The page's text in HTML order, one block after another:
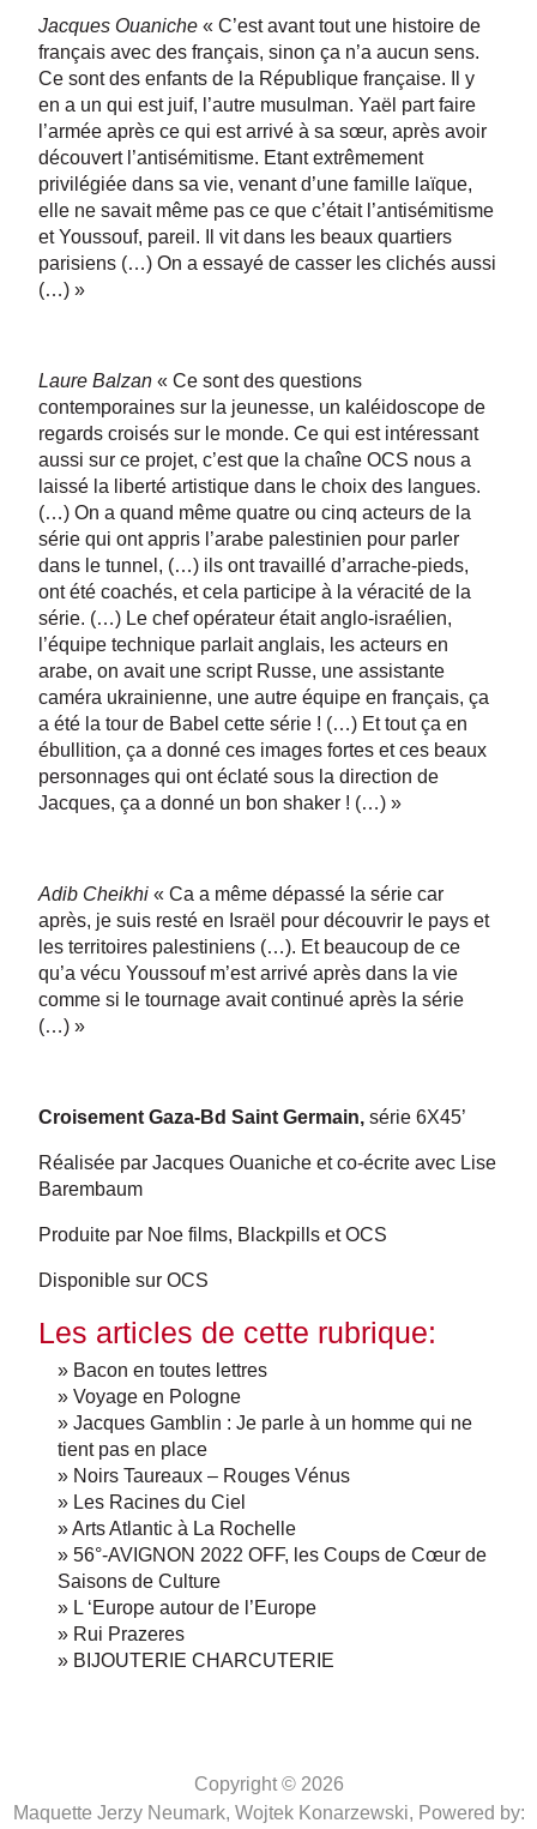
Jacques Ouaniche « C’est avant tout une histoire de
français avec des français, sinon ça n’a aucun sens.
Ce sont des enfants de la République française. Il y
en a un qui est juif, l’autre musulman. Yaël part faire
l’armée après ce qui est arrivé à sa sœur, après avoir
découvert l’antisémitisme. Etant extrêmement
privilégiée dans sa vie, venant d’une famille laïque,
elle ne savait même pas ce que c’était l’antisémitisme
et Youssouf, pareil. Il vit dans les beaux quartiers
parisiens (…) On a essayé de casser les clichés aussi
(…) »
Laure Balzan « Ce sont des questions
contemporaines sur la jeunesse, un kaléidoscope de
regards croisés sur le monde. Ce qui est intéressant
aussi sur ce projet, c’est que la chaîne OCS nous a
laissé la liberté artistique dans le choix des langues.
(…) On a quand même quatre ou cinq acteurs de la
série qui ont appris l’arabe palestinien pour parler
dans le tunnel, (…) ils ont travaillé d’arrache-pieds,
ont été coachés, et cela participe à la véracité de la
série. (…) Le chef opérateur était anglo-israélien,
l’équipe technique parlait anglais, les acteurs en
arabe, on avait une script Russe, une assistante
caméra ukrainienne, une autre équipe en français, ça
a été la tour de Babel cette série ! (…) Et tout ça en
ébullition, ça a donné ces images fortes et ces beaux
personnages qui ont éclaté sous la direction de
Jacques, ça a donné un bon shaker ! (…) »
Adib Cheikhi « Ca a même dépassé la série car
après, je suis resté en Israël pour découvrir le pays et
les territoires palestiniens (…). Et beaucoup de ce
qu’a vécu Youssouf m’est arrivé après dans la vie
comme si le tournage avait continué après la série
(…) »
Croisement Gaza-Bd Saint Germain, série 6X45’
Réalisée par Jacques Ouaniche et co-écrite avec Lise
Barembaum
Produite par Noe films, Blackpills et OCS
Disponible sur OCS
Les articles de cette rubrique:
» Bacon en toutes lettres
» Voyage en Pologne
» Jacques Gamblin : Je parle à un homme qui ne
tient pas en place
» Noirs Taureaux – Rouges Vénus
» Les Racines du Ciel
» Arts Atlantic à La Rochelle
» 56°-AVIGNON 2022 OFF, les Coups de Cœur de
Saisons de Culture
» L ‘Europe autour de l’Europe
» Rui Prazeres
» BIJOUTERIE CHARCUTERIE
Copyright © 2026
Maquette Jerzy Neumark, Wojtek Konarzewski, Powered by: